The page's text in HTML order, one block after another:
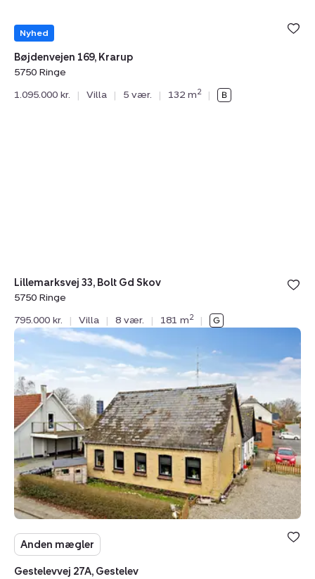
Nyhed
Bøjdenvejen 169, Krarup
5750 Ringe
1.095.000 kr.
| Villa | 5 vær. | 132 m2 |
Lillemarksvej 33, Bolt Gd Skov
5750 Ringe
795.000 kr.
| Villa | 8 vær. | 181 m2 |
Villa:
Gestelevvej
27A,
Gestelev,
5750
Ringe
Anden mægler
Gestelevvej 27A, Gestelev